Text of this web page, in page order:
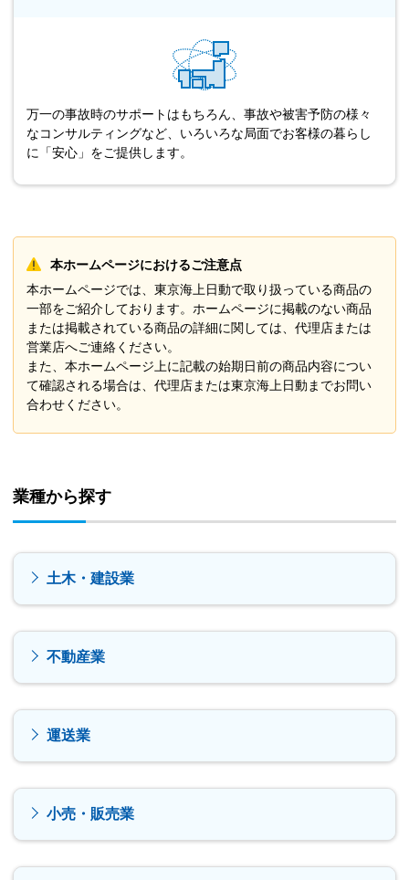
万一の事故時のサポートはもちろん、事故や被害予防の様々
なコンサルティングなど、いろいろな局面でお客様の暮らし
に「安心」をご提供します。
本ホームページにおけるご注意点
本ホームページでは、東京海上日動で取り扱っている商品の
一部をご紹介しております。ホームページに掲載のない商品
または掲載されている商品の詳細に関しては、代理店または
営業店へご連絡ください。
また、本ホームページ上に記載の始期日前の商品内容につい
て確認される場合は、代理店または東京海上日動までお問い
合わせください。
業種から探す
土木・建設業
不動産業
運送業
小売・販売業